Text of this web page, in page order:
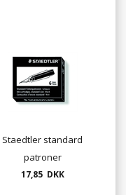
Staedtler standard
patroner
17,85 DKK